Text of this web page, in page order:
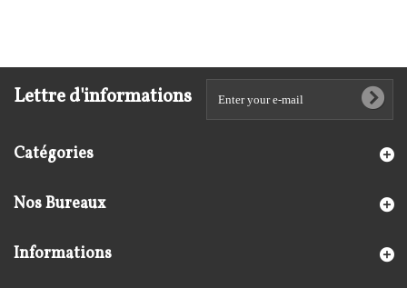
Lettre d'informations
Catégories
Nos Bureaux
Informations